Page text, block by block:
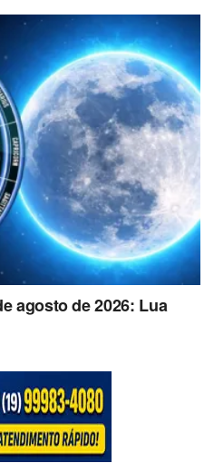
agosto de 2026: Lua